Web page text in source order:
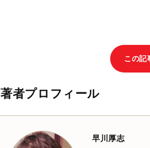
この記
著者プロフィール
早川厚志